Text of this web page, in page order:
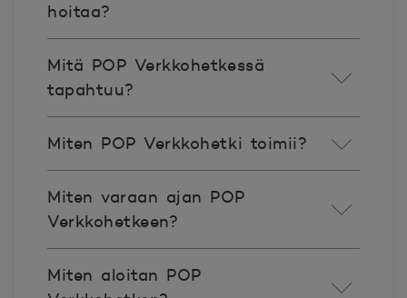
hoitaa?
Mitä POP Verkkohetkessä
tapahtuu?
Miten POP Verkkohetki toimii?
Miten varaan ajan POP
Verkkohetkeen?
Miten aloitan POP